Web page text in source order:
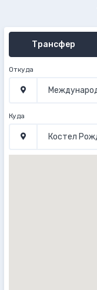
Трансфер
Откуда
Куда